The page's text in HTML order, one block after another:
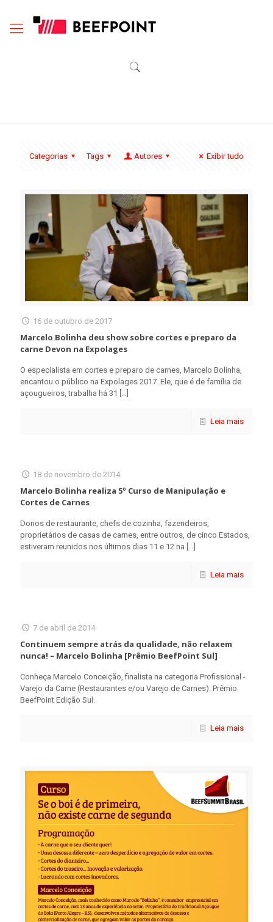
Categorias Tags Autores Exibir tudo
16 de outubro de 2017
Marcelo Bolinha deu show sobre cortes e preparo da
carne Devon na Expolages
O especialista em cortes e preparo de carnes, Marcelo Bolinha,
encantou o público na Expolages 2017. Ele, que é de família de
açougueiros, trabalha há 31 […]
Leia mais
18 de novembro de 2014
Marcelo Bolinha realiza 5º Curso de Manipulação e
Cortes de Carnes
Donos de restaurante, chefs de cozinha, fazendeiros,
proprietários de casas de carnes, entre outros, de cinco Estados,
estiveram reunidos nos últimos dias 11 e 12 na […]
Leia mais
7 de abril de 2014
Continuem sempre atrás da qualidade, não relaxem
nunca! – Marcelo Bolinha [Prêmio BeefPoint Sul]
Conheça Marcelo Conceição, finalista na categoria Profissional -
Varejo da Carne (Restaurantes e/ou Varejo de Carnes). Prêmio
BeefPoint Edição Sul.
Leia mais